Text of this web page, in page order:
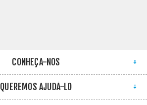
CONHEÇA-NOS
QUEREMOS AJUDÁ-LO